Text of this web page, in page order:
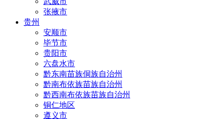
张掖市
贵州
安顺市
毕节市
贵阳市
六盘水市
黔东南苗族侗族自治州
黔南布依族苗族自治州
黔西南布依族苗族自治州
铜仁地区
遵义市